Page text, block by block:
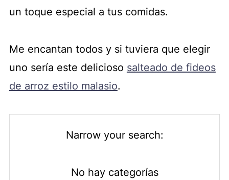
un toque especial a tus comidas.
Me encantan todos y si tuviera que elegir
uno sería este delicioso salteado de fideos
de arroz estilo malasio.
Narrow your search:
No hay categorías